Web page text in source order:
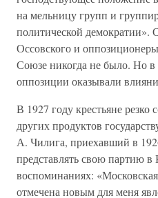
на мельницу групп и
политической демократии».
Оссовского и
Союзе никогда не было. Но
оппозиции оказывали
В 1927 году крестьяне
других продуктов
А. Чилига, приехавший в
представлять свою партию в
воспоминаниях:
отмечена новым для меня